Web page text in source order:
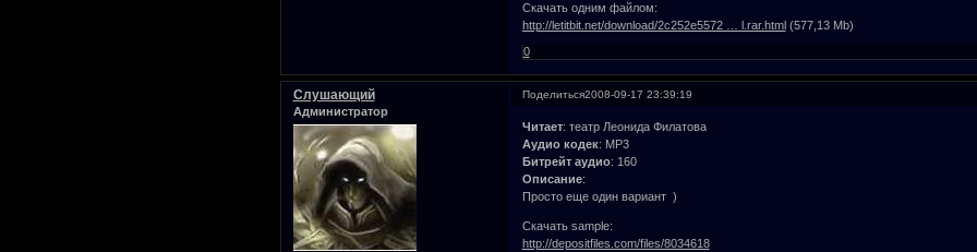
Скачать одним файлом:
http://letitbit.net/download/2c252e5572 … l.rar.html (577,13 Mb)
0
Поделиться2008-09-17 23:39:19
Слушающий
Администратор
Читает: театр Леонида Филатова
Аудио кодек: MP3
Битрейт аудио: 160
Описание:
Просто еще один вариант )
Скачать sample:
http://depositfiles.com/files/8034618